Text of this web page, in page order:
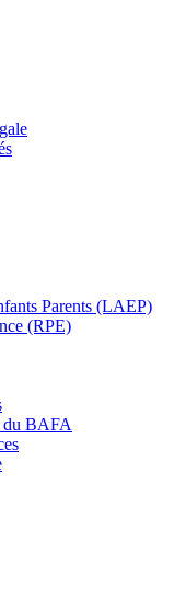
Parents (LAEP)
(RPE)
du BAFA